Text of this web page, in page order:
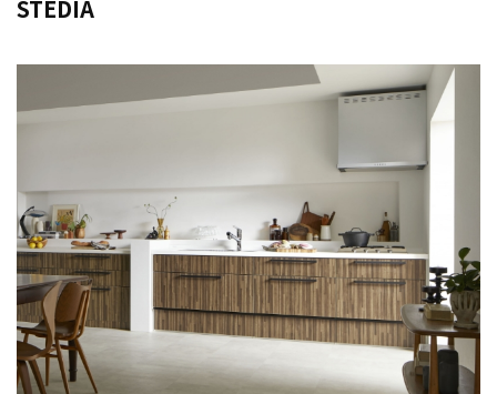
STEDIA